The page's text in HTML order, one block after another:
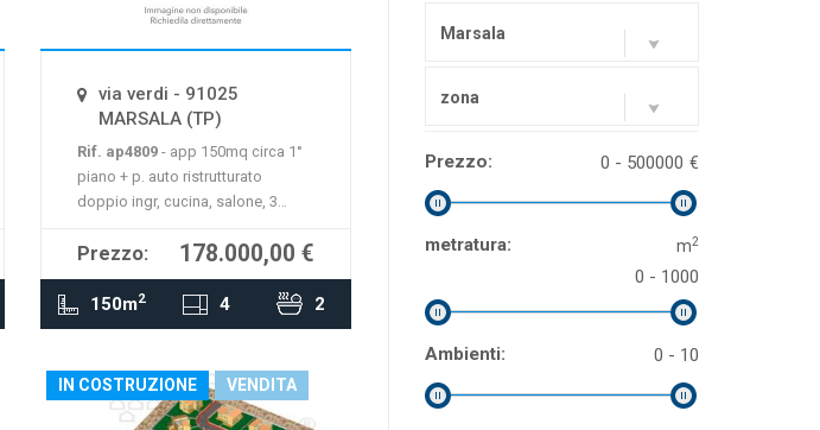
via verdi - 91025
MARSALA (TP)
Rif. ap4809- app 150mq circa 1°
piano + p. auto ristrutturato
doppio ingr, cucina, salone, 3
Prezzo: 178.000,00 €
150m2 4 2
La mappa non è disponibile
IN COSTRUZIONE VENDITA
Marsala
zona
Prezzo: €
0 - 500000
metratura: m2
0 - 1000
Ambienti: 0 - 10